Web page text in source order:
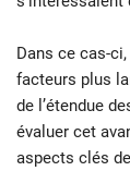
Dans ce cas-
facteurs plus
de l’étendue
évaluer cet
aspects clés